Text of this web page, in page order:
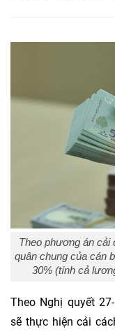
Theo phương án
quân chung của cán
30% (tính cả
Theo Nghị quyết
sẽ thực hiện cải